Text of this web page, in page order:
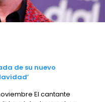
de su nuevo
El cantante